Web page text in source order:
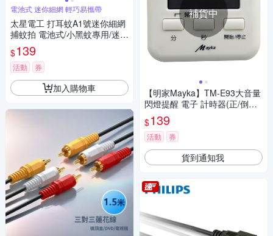
電池式 迷你細網 輕巧易攜帶
太星電工 打耳蚊A1號迷你細網
捕蚊拍 電池式/小黑蚊專用/迷你
捕蚊拍/迷你電蚊拍/巴掌型捕蚊
拍
$139
活動 券
加入購物車
補貨中
【明家Mayka】TM-E93大音量
閃燈提醒 電子 計時器(正/倒數
記憶85分貝 磁吸/立/掛)
$139
活動 券
貨到通知我